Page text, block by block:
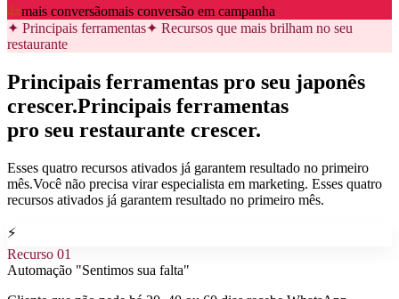
4xmais conversãomais conversão em campanha
✦ Principais ferramentas✦ Recursos que mais brilham no seu
restaurante
Principais ferramentas pro seu japonês
crescer.Principais ferramentas
pro seu restaurante crescer.
Esses quatro recursos ativados já garantem resultado no primeiro
mês.Você não precisa virar especialista em marketing. Esses quatro
recursos ativados já garantem resultado no primeiro mês.
⚡
Recurso 01
Automação "Sentimos sua falta"